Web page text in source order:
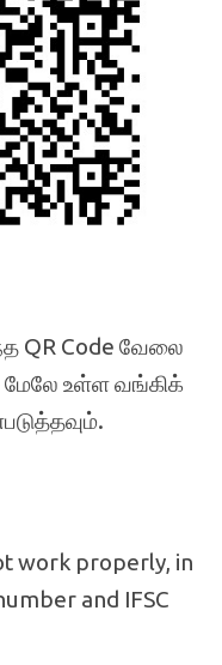
QR Code வேலை
உள்ள வங்கிக்
work properly, in
and IFSC